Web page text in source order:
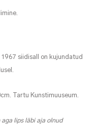
siidisall on kujundatud
Tartu Kunstimuuseum.
lips läbi aja olnud